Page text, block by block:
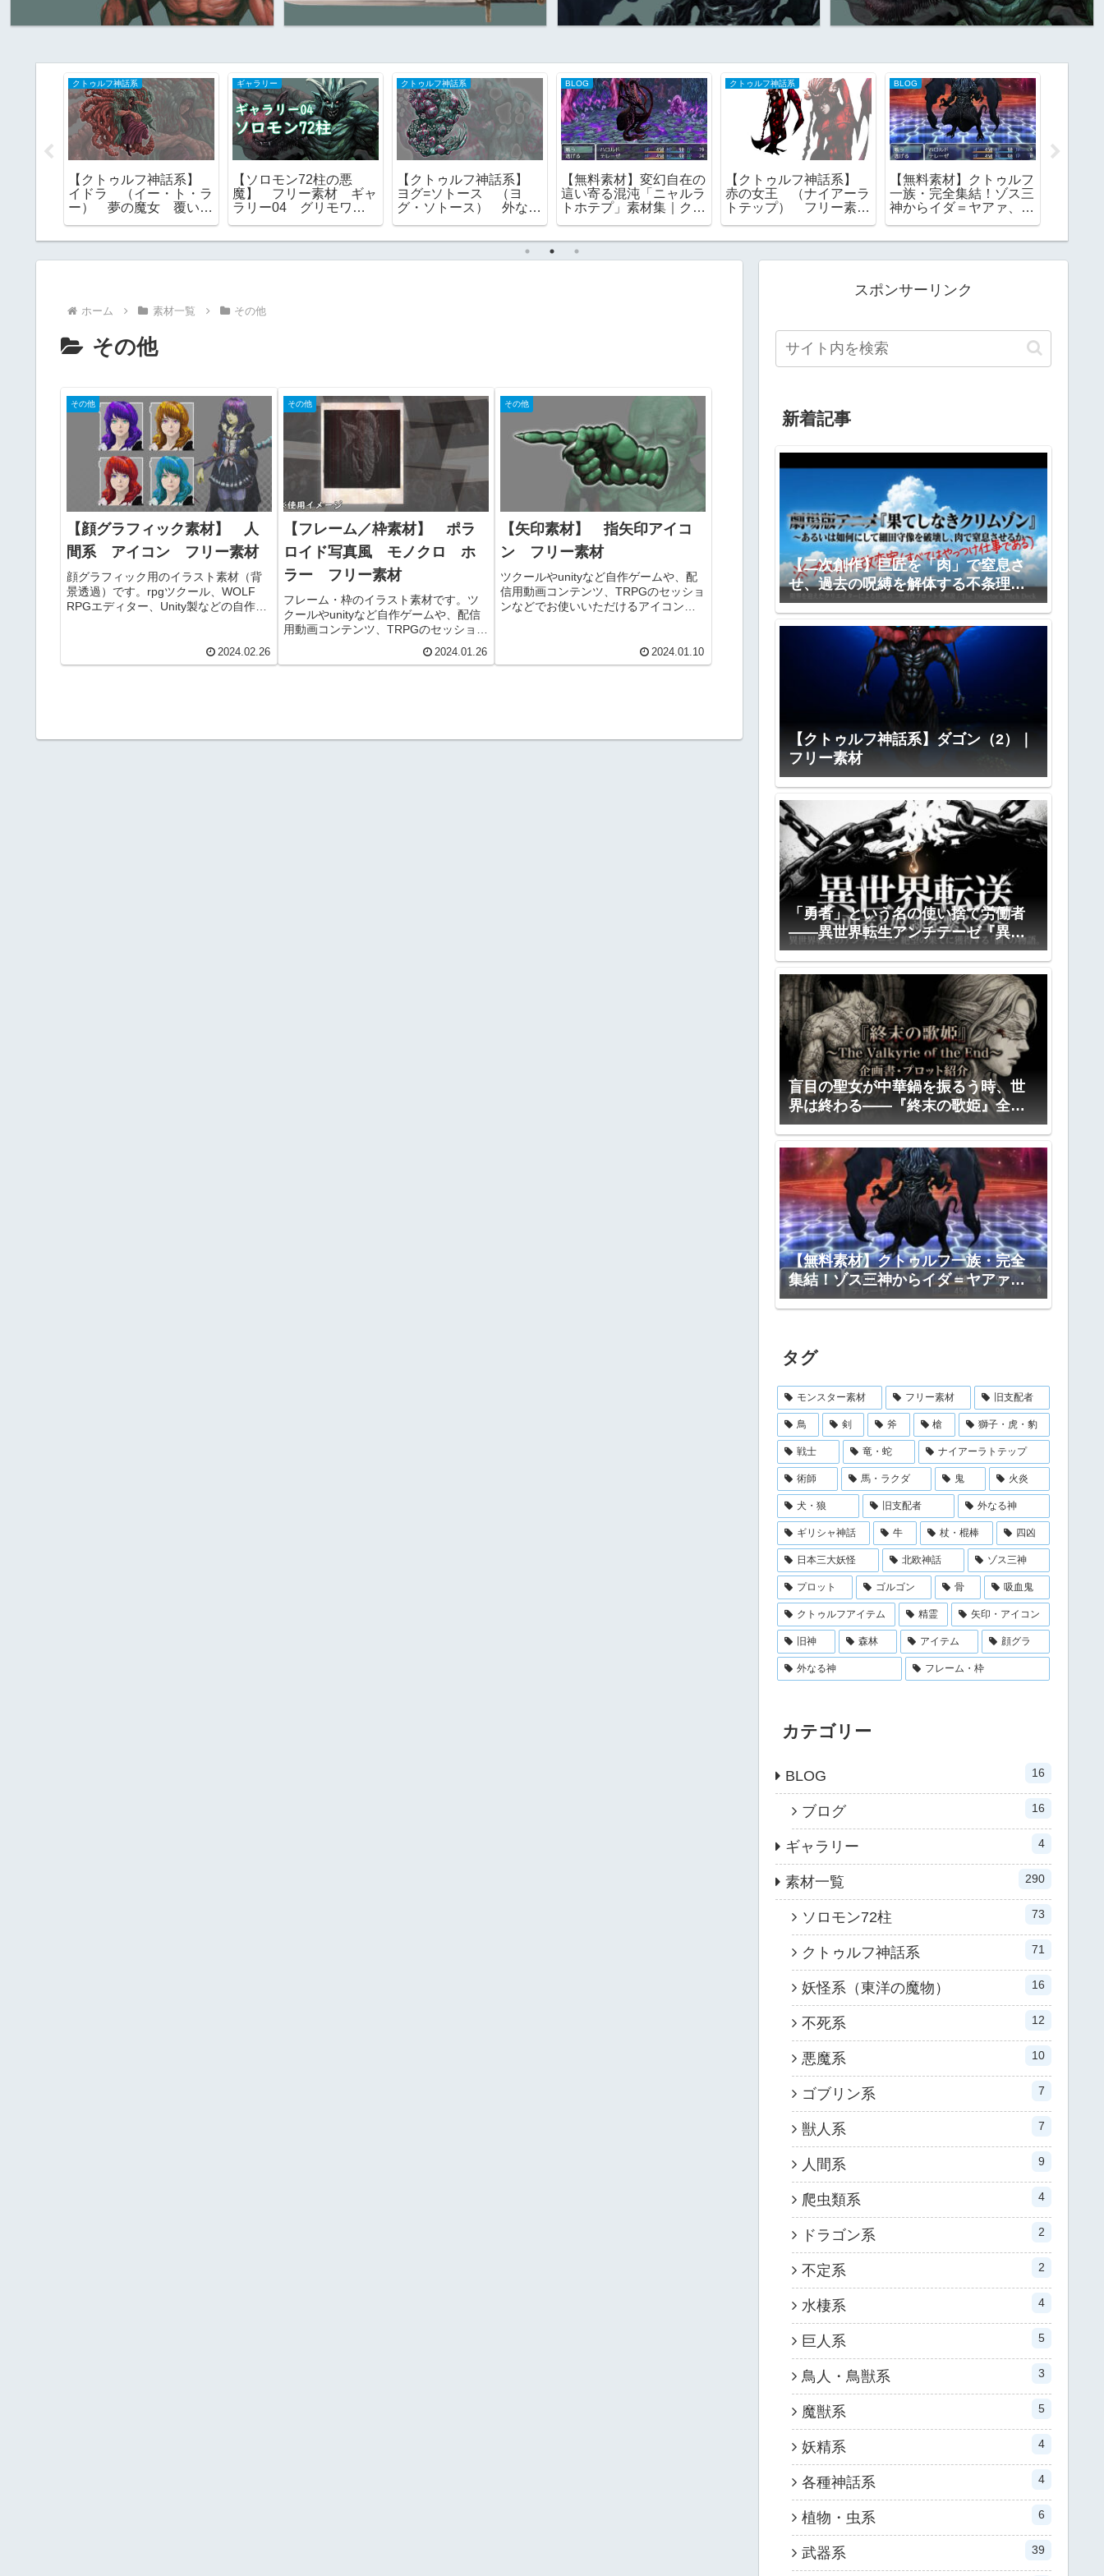
クトゥルフ神話系
【クトゥルフ神話系】
イドラ （イー・ト・ラ
ー） 夢の魔女 覆い隠
ギャラリー
【ソロモン72柱の悪
魔】 フリー素材 ギャ
ラリー04 グリモワー
クトゥルフ神話系
【クトゥルフ神話系】
ヨグ=ソトース （ヨ
グ・ソトース） 外なる
BLOG
【無料素材】変幻自在の
這い寄る混沌「ニャルラ
トホテプ」素材集｜クト
クトゥルフ神話系
【クトゥルフ神話系】
赤の女王 （ナイアーラ
トテップ） フリー素
BLOG
【無料素材】クトゥルフ
一族・完全集結！ゾス三
神からイダ＝ヤアァ、イ
ホーム 素材一覧 その他
その他
その他
【顔グラフィック素材】 人
間系 アイコン フリー素材
顔グラフィック用のイラスト素材（背
景透過）です。rpgツクール、WOLF
RPGエディター、Unity製などの自作ゲ
ッションなどでお使いいただけます。
商用利用可能です。
2024.02.26
その他
【フレーム／枠素材】 ポラ
ロイド写真風 モノクロ ホ
ラー フリー素材
フレーム・枠のイラスト素材です。ツ
クールやunityなど自作ゲームや、配信
用動画コンテンツ、TRPGのセッション
2024.01.26
その他
【矢印素材】 指矢印アイコ
ン フリー素材
ツクールやunityなど自作ゲームや、配
信用動画コンテンツ、TRPGのセッショ
ンなどでお使いいただけるアイコン素
2024.01.10
スポンサーリンク
新着記事
【二次創作】巨匠を「肉」で窒息さ
せ、過去の呪縛を解体する不条理劇
―『果てしなきクリムゾン』全プロ
ット公開
【クトゥルフ神話系】ダゴン（2）｜
フリー素材
「勇者」という名の使い捨て労働者
――異世界転生アンチテーゼ『異世
界転送』全プロット公開
盲目の聖女が中華鍋を振るう時、世
界は終わる――『終末の歌姫』全プ
ロット公開
【無料素材】クトゥルフ一族・完全
集結！ゾス三神からイダ＝ヤアァ、
インスマス面まで網羅｜RPGツクー
タグ
モンスター素材 フリー素材 旧支配者
鳥 剣 斧 槍 獅子・虎・豹
戦士 竜・蛇 ナイアーラトテップ
術師 馬・ラクダ 鬼 火炎
犬・狼 旧支配者 外なる神
ギリシャ神話 牛 杖・棍棒 四凶
日本三大妖怪 北欧神話 ゾス三神
プロット ゴルゴン 骨 吸血鬼
クトゥルフアイテム 精霊 矢印・アイコン
旧神 森林 アイテム 顔グラ
外なる神 フレーム・枠
カテゴリー
BLOG 16
ブログ 16
ギャラリー 4
素材一覧 290
ソロモン72柱 73
クトゥルフ神話系 71
妖怪系（東洋の魔物） 16
不死系 12
悪魔系 10
ゴブリン系 7
獣人系 7
人間系 9
爬虫類系 4
ドラゴン系 2
不定系 2
水棲系 4
巨人系 5
鳥人・鳥獣系 3
魔獣系 5
妖精系 4
各種神話系 4
植物・虫系 6
武器系 39